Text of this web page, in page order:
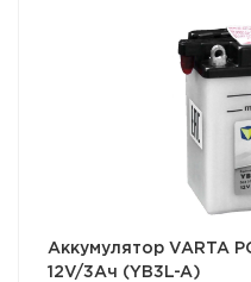
Аккумулятор VARTA
12V/3Ач (YB3L-A)